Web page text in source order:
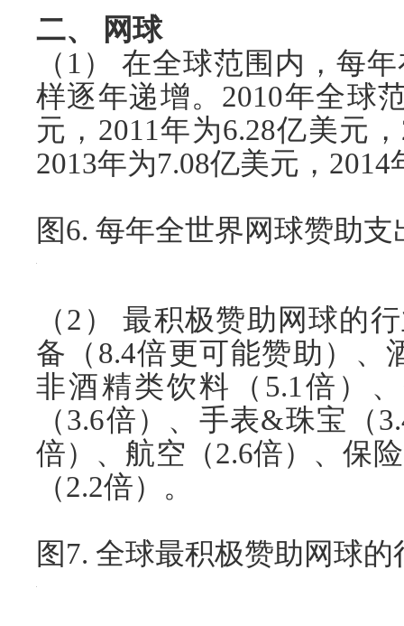
二、 网球
（1） 在全球范围内，每
样逐年递增。2010年全球
元，2011年为6.28亿美元
2013年为7.08亿美元，
图6. 每年全世界网球赞助支
（2） 最积极赞助网球的
备（8.4倍更可能赞助）、
非酒精类饮料（5.1倍）
（3.6倍）、手表&珠宝（
倍）、航空（2.6倍）、保
（2.2倍）。
图7. 全球最积极赞助网球的